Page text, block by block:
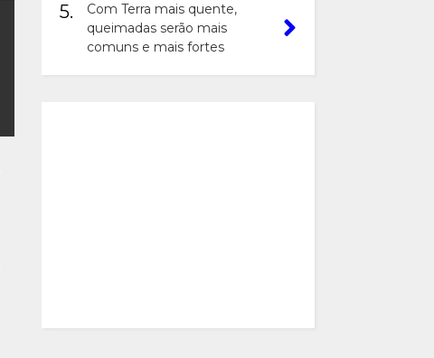
5.
Com Terra mais quente,
queimadas serão mais
comuns e mais fortes